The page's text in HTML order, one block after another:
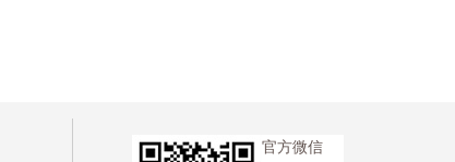
官方微信